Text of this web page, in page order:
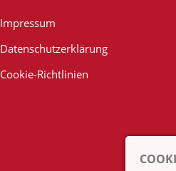
Impressum
Datenschutzerklärung
Cookie-Richtlinien